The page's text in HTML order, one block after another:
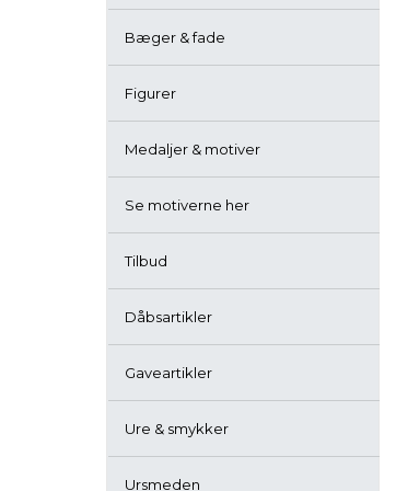
Bæger & fade
Figurer
Medaljer & motiver
Se motiverne her
Tilbud
Dåbsartikler
Gaveartikler
Ure & smykker
Ursmeden